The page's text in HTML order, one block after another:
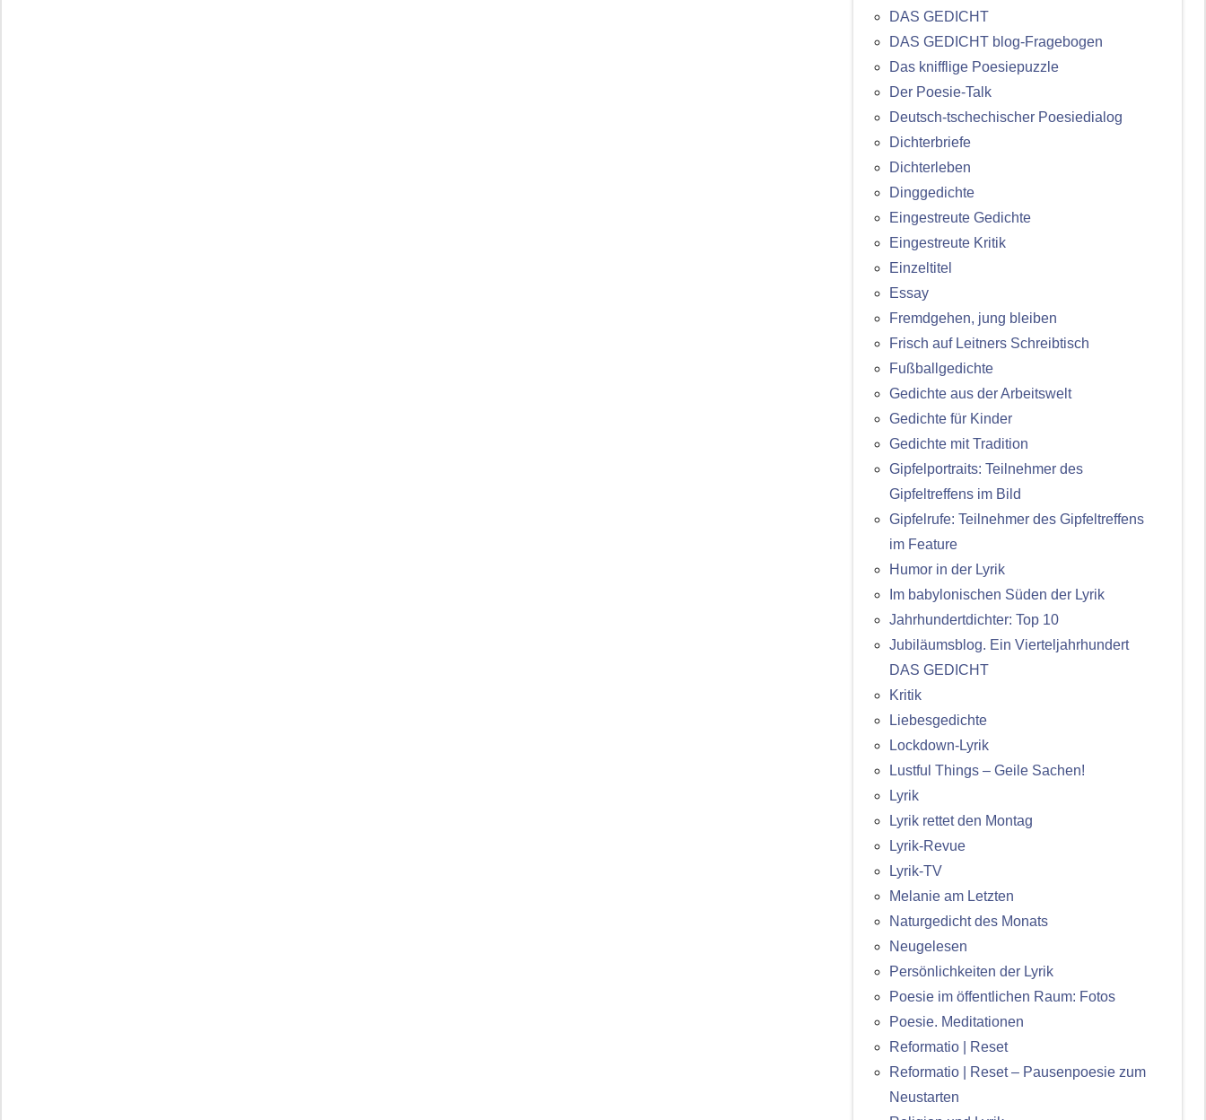
DAS GEDICHT
DAS GEDICHT blog-Fragebogen
Das knifflige Poesiepuzzle
Der Poesie-Talk
Deutsch-tschechischer Poesiedialog
Dichterbriefe
Dichterleben
Dinggedichte
Eingestreute Gedichte
Eingestreute Kritik
Einzeltitel
Essay
Fremdgehen, jung bleiben
Frisch auf Leitners Schreibtisch
Fußballgedichte
Gedichte aus der Arbeitswelt
Gedichte für Kinder
Gedichte mit Tradition
Gipfelportraits: Teilnehmer des
Gipfeltreffens im Bild
Gipfelrufe: Teilnehmer des Gipfeltreffens
im Feature
Humor in der Lyrik
Im babylonischen Süden der Lyrik
Jahrhundertdichter: Top 10
Jubiläumsblog. Ein Vierteljahrhundert
DAS GEDICHT
Kritik
Liebesgedichte
Lockdown-Lyrik
Lustful Things – Geile Sachen!
Lyrik
Lyrik rettet den Montag
Lyrik-Revue
Lyrik-TV
Melanie am Letzten
Naturgedicht des Monats
Neugelesen
Persönlichkeiten der Lyrik
Poesie im öffentlichen Raum: Fotos
Poesie. Meditationen
Reformatio | Reset
Reformatio | Reset – Pausenpoesie zum
Neustarten